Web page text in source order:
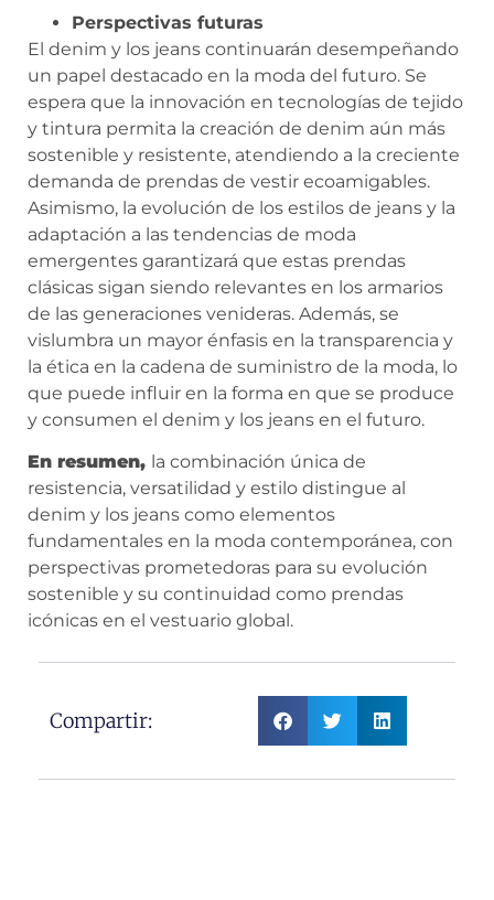
Perspectivas futuras
El denim y los jeans continuarán desempeñando
un papel destacado en la moda del futuro. Se
espera que la innovación en tecnologías de tejido
y tintura permita la creación de denim aún más
sostenible y resistente, atendiendo a la creciente
demanda de prendas de vestir ecoamigables.
Asimismo, la evolución de los estilos de jeans y la
adaptación a las tendencias de moda
emergentes garantizará que estas prendas
clásicas sigan siendo relevantes en los armarios
de las generaciones venideras. Además, se
vislumbra un mayor énfasis en la transparencia y
la ética en la cadena de suministro de la moda, lo
que puede influir en la forma en que se produce
y consumen el denim y los jeans en el futuro.
En resumen, la combinación única de
resistencia, versatilidad y estilo distingue al
denim y los jeans como elementos
fundamentales en la moda contemporánea, con
perspectivas prometedoras para su evolución
sostenible y su continuidad como prendas
icónicas en el vestuario global.
Compartir: